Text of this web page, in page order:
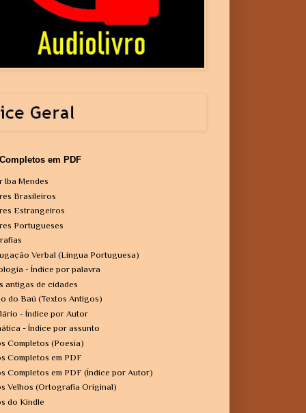
em PDF
Iba Mendes
Brasileiros
Estrangeiros
Portugueses
Verbal (Língua Portuguesa)
- Índice por palavra
antigas de cidades
do Baú (Textos Antigos)
- Índice por Autor
- Índice por assunto
Completos (Poesia)
Completos em PDF
Completos em PDF (Índice por Autor)
Velhos (Ortografia Original)
do Kindle